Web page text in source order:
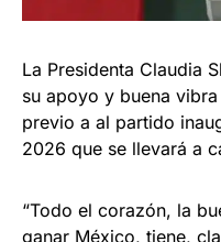
La Presidenta Claudia
su apoyo y buena
previo a al partido
2026 que se llevará a
“Todo el corazón, la
ganar México, tiene,